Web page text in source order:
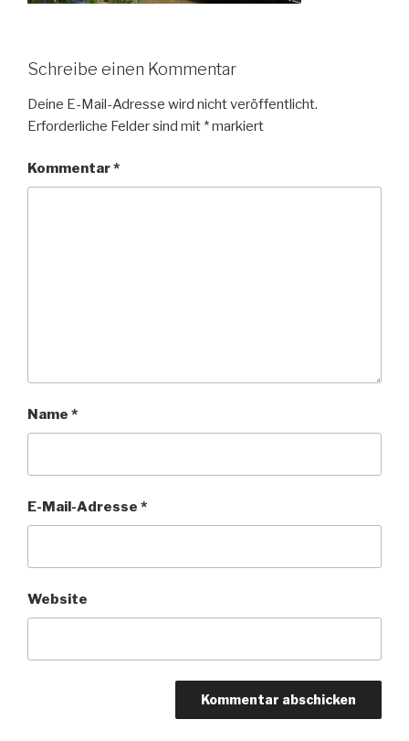
Schreibe einen Kommentar
Deine E-Mail-Adresse wird nicht veröffentlicht.
Erforderliche Felder sind mit *markiert
Kommentar*
Name *
E-Mail-Adresse *
Website